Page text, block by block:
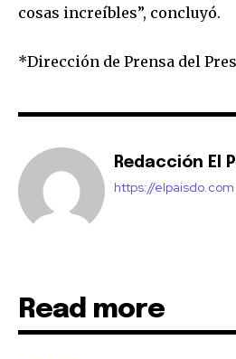
cosas increíbles”, concluyó.
*Dirección de Prensa del
Redacción El
https://elpaisdo.com
Read more